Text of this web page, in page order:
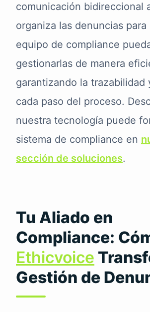
comunicación bidireccional
organiza las denuncias para
equipo de compliance
gestionarlas de manera
garantizando la trazabilidad
cada paso del proceso.
nuestra tecnología puede
sistema de compliance en
sección de soluciones.
Tu Aliado en
Compliance:
Ethicvoice
Gestión de